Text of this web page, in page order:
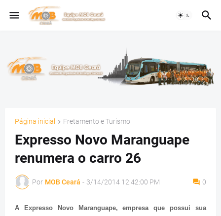
Página inicial Fretamento e Turismo
Expresso Novo Maranguape
renumera o carro 26
Por MOB Ceará - 3/14/2014 12:42:00 PM 0
A Expresso Novo Maranguape, empresa que possui sua